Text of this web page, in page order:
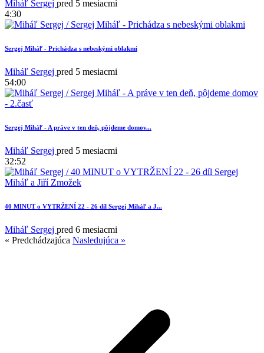
4
Miháľ Sergej pred 5 mesiacmi
4:30
Sergej Miháľ - Prichádza s nebeskými oblakmi
Miháľ Sergej pred 5 mesiacmi
54:00
Sergej Miháľ - A práve v ten deň, pôjdeme domov...
Miháľ Sergej pred 5 mesiacmi
32:52
40 MINUT o VYTRŽENÍ 22 - 26 díl Sergej Miháľ a J...
Miháľ Sergej pred 6 mesiacmi
« Predchádzajúca Nasledujúca »